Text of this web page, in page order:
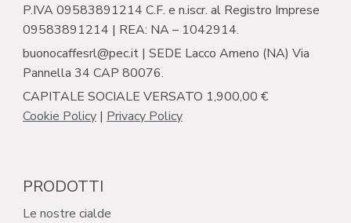
P.IVA 09583891214 C.F. e n.iscr. al Registro Imprese
09583891214 | REA: NA – 1042914.
buonocaffesrl@pec.it | SEDE Lacco Ameno (NA) Via
Pannella 34 CAP 80076.
CAPITALE SOCIALE VERSATO 1,900,00 €
Cookie Policy | Privacy Policy
PRODOTTI
Le nostre cialde